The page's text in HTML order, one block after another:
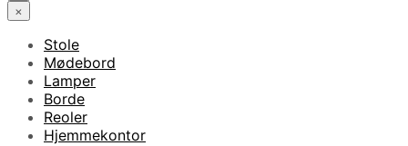
×
Stole
Mødebord
Lamper
Borde
Reoler
Hjemmekontor